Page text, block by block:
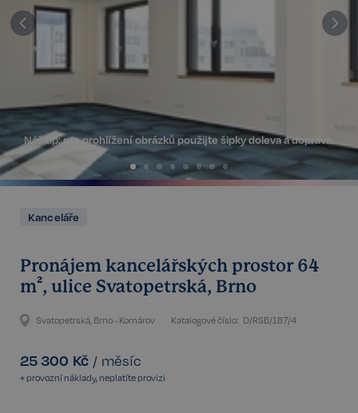
Náš tip:pro prohlížení obrázků použijte šipky doleva a doprava.
Kanceláře
Pronájem kancelářských prostor 64
m², ulice Svatopetrská, Brno
Svatopetrská, Brno - Komárov Katalogové číslo: D/RSB/187/4
25 300 Kč / měsíc
+ provozní náklady, neplatíte provizi